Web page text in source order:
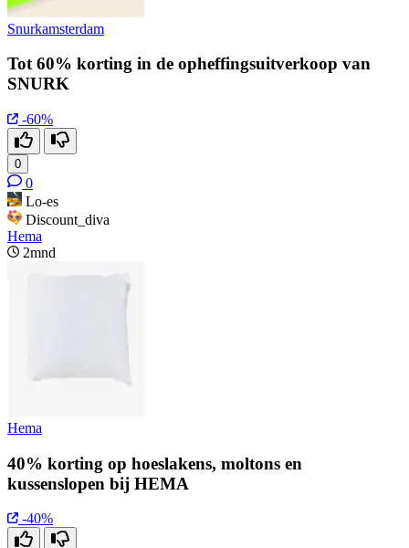
Snurkamsterdam
Tot 60% korting in de opheffingsuitverkoop van
SNURK
-60%
0
0
Lo-es
Discount_diva
Hema
2mnd
Hema
40% korting op hoeslakens, moltons en
kussenslopen bij HEMA
-40%